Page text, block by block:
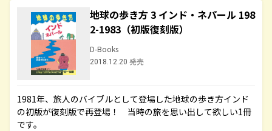
地球の歩き方 3 インド・ネパール 198
2-1983（初版復刻版）
D-Books
2018.12.20 発売
1981年、旅人のバイブルとして登場した地球の歩き方インド
の初版が復刻版で再登場！ 当時の旅を思い出して欲しい1冊
です。